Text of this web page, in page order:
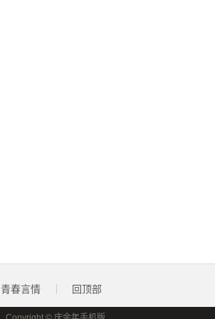
青春言情 回顶部